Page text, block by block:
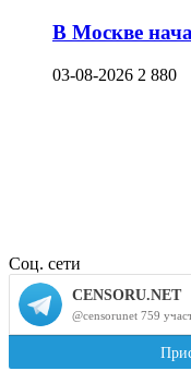
В Москве
03-08-2026 2 880
Соц. сети